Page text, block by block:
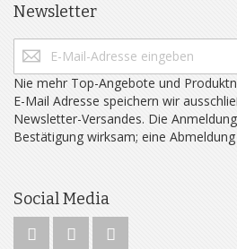
Newsletter
Nie mehr Top-Angebote und
E-Mail Adresse speichern wir
Newsletter-Versandes. Die
Bestätigung wirksam; eine
Social Media